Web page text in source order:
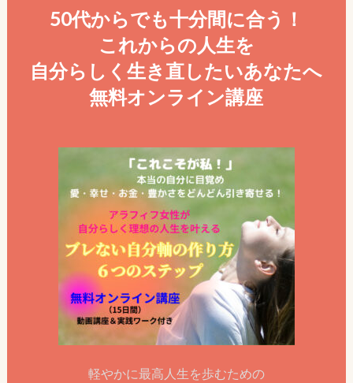
50代からでも十分間に合う！
これからの人生を
自分らしく生き直したいあなたへ
無料オンライン講座
軽やかに最高人生を歩むための